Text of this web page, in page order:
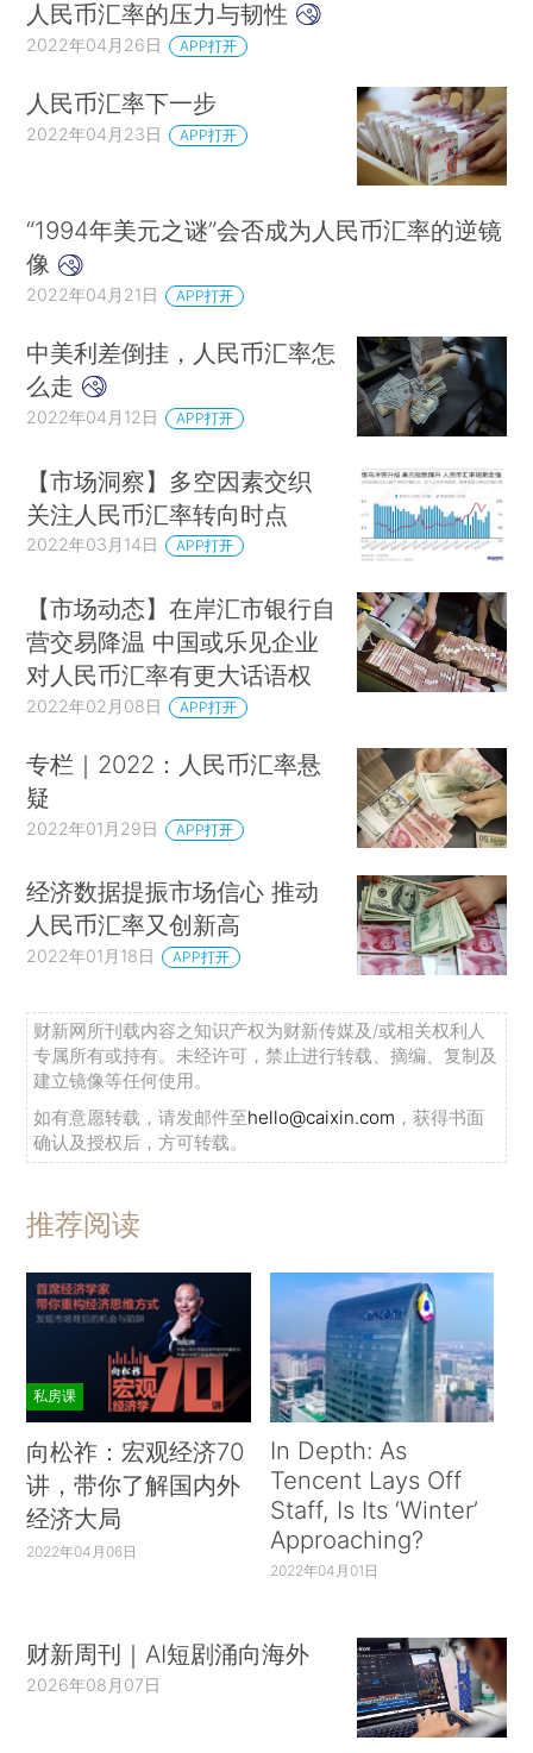
人民币汇率的压力与韧性
2022年04月26日 APP打开
人民币汇率下一步
2022年04月23日 APP打开
“1994年美元之谜”会否成为人民币汇率的逆镜
像
2022年04月21日 APP打开
中美利差倒挂，人民币汇率怎
么走
2022年04月12日 APP打开
【市场洞察】多空因素交织
关注人民币汇率转向时点
2022年03月14日 APP打开
【市场动态】在岸汇市银行自
营交易降温 中国或乐见企业
对人民币汇率有更大话语权
2022年02月08日 APP打开
专栏｜2022：人民币汇率悬
疑
2022年01月29日 APP打开
经济数据提振市场信心 推动
人民币汇率又创新高
2022年01月18日 APP打开
财新网所刊载内容之知识产权为财新传媒及/或相关权利人
专属所有或持有。未经许可，禁止进行转载、摘编、复制及
建立镜像等任何使用。
如有意愿转载，请发邮件至hello@caixin.com ，获得书面
确认及授权后，方可转载。
推荐阅读
私房课
向松祚：宏观经济70
讲，带你了解国内外
经济大局
2022年04月06日
In Depth: As
Tencent Lays Off
Staff, Is Its ‘Winter’
Approaching?
2022年04月01日
财新周刊｜AI短剧涌向海外
2026年08月07日